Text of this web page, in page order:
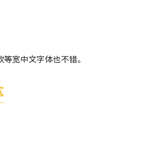
宽中文字体也不错。